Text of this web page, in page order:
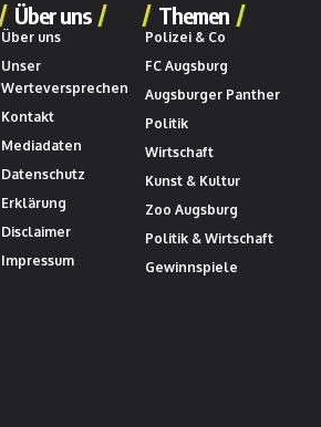
Über uns
Über uns
Unser
Werteversprechen
Kontakt
Mediadaten
Datenschutz
Erklärung
Disclaimer
Impressum
Themen
Polizei & Co
FC Augsburg
Augsburger Panther
Politik
Wirtschaft
Kunst & Kultur
Zoo Augsburg
Politik & Wirtschaft
Gewinnspiele